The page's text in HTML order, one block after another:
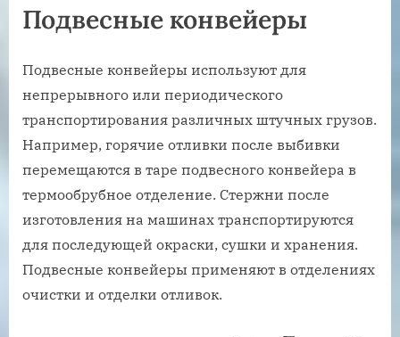
Подвесные конвейеры
Подвесные конвейеры используют для
непрерывного или периодического
транспортирования различных штучных грузов.
Например, горячие отливки после выбивки
перемещаются в таре подвесного конвейера в
термообрубное отделение. Стержни после
изготовления на машинах транспортируются
для последующей окраски, сушки и хранения.
Подвесные конвейеры применяют в отделениях
очистки и отделки отливок.